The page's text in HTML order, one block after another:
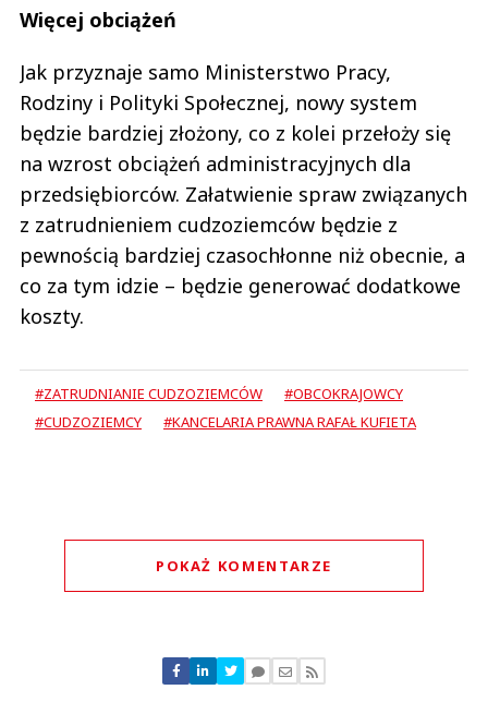
Więcej obciążeń
Jak przyznaje samo Ministerstwo Pracy,
Rodziny i Polityki Społecznej, nowy system
będzie bardziej złożony, co z kolei przełoży się
na wzrost obciążeń administracyjnych dla
przedsiębiorców. Załatwienie spraw związanych
z zatrudnieniem cudzoziemców będzie z
pewnością bardziej czasochłonne niż obecnie, a
co za tym idzie – będzie generować dodatkowe
koszty.
#ZATRUDNIANIE CUDZOZIEMCÓW
#OBCOKRAJOWCY
#CUDZOZIEMCY
#KANCELARIA PRAWNA RAFAŁ KUFIETA
POKAŻ KOMENTARZE
Nie znaleziono komentarzy
Zostaw swoje komentarze